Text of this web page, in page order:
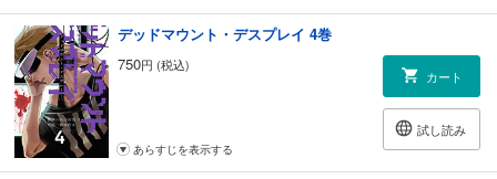
デッドマウント・デスプレイ 4巻
750円 (税込)
カート
試し読み
あらすじを表示する